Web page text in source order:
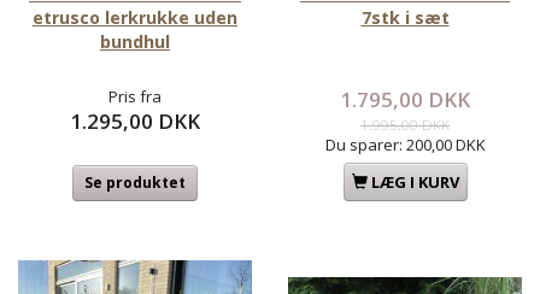
etrusco lerkrukke uden
bundhul
Pris fra
1.295,00 DKK
Se produktet
7stk i sæt
1.795,00 DKK
1.995,00 DKK
Du sparer: 200,00 DKK
LÆG I KURV